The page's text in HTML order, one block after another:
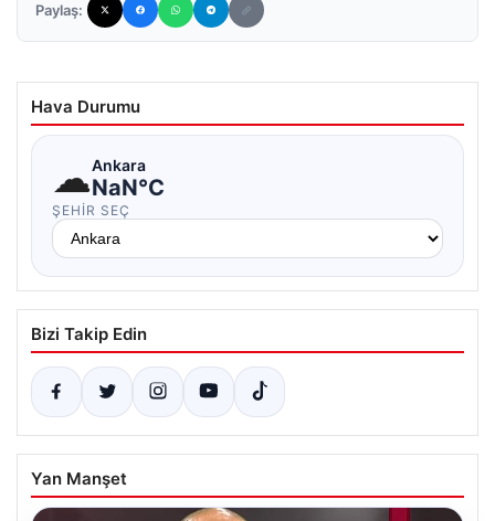
Paylaş:
Hava Durumu
☁Ankara
NaN°C
ŞEHIR SEÇ
Bizi Takip Edin
Yan Manşet